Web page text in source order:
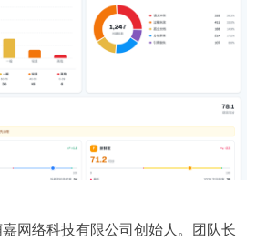
网络科技有限公司创始人。团队长